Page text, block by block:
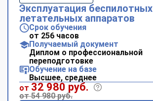
Эксплуатация беспилотных
летательных аппаратов
Срок обучения
от 256 часов
Получаемый документ
Диплом о профессиональной
переподготовке
Обучение на базе
Высшее, среднее
от 32 980 руб.
от 54 980 руб.